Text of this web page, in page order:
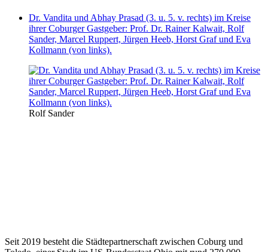
Dr. Vandita und Abhay Prasad (3. u. 5. v. rechts) im Kreise
ihrer Coburger Gastgeber: Prof. Dr. Rainer Kalwait, Rolf
Sander, Marcel Ruppert, Jürgen Heeb, Horst Graf und Eva
Kollmann (von links).
Rolf Sander
Seit 2019 besteht die Städtepartnerschaft zwischen Coburg und